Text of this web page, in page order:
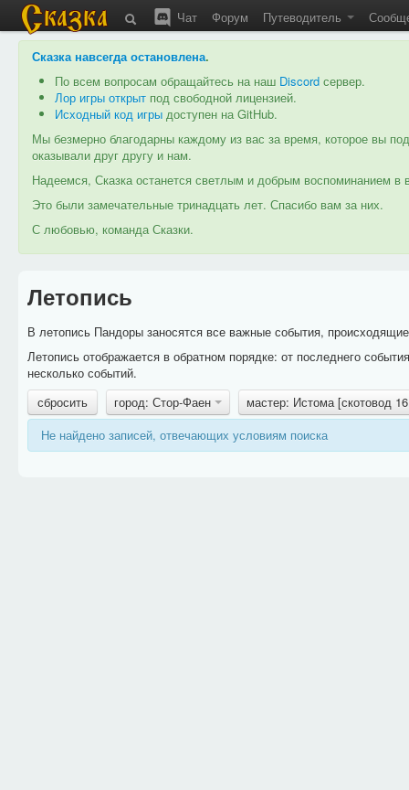
Чат Форум Путеводитель
Сказка навсегда остановлена.
По всем вопросам обращайтесь на наш Discord сервер.
Лор игры открыт под свободной лицензией.
Исходный код игры доступен на GitHub.
Мы безмерно благодарны каждому из вас за время, которое вы
оказывали друг другу и нам.
Надеемся, Сказка останется светлым и добрым воспоминанием
Это были замечательные тринадцать лет. Спасибо вам за них.
С любовью, команда Сказки.
Летопись
В летопись Пандоры заносятся все важные события,
Летопись отображается в обратном порядке: от последнего
несколько событий.
сбросить
город: Стор-Фаен
мастер: Истома [скотовод
Не найдено записей, отвечающих условиям поиска